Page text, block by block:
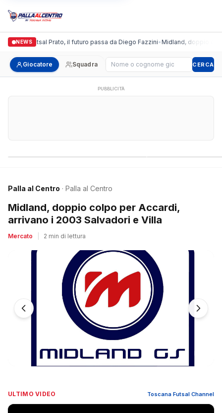
NEWS
Futsal Prato, il futuro passa da Diego Fazzini•Midland, doppio colpo
Giocatore Squadra Cerca giocatore CERCA
PUBBLICITÀ
Palla al Centro · Palla al Centro
Midland, doppio colpo per Accardi,
arrivano i 2003 Salvadori e Villa
Mercato 2 min di lettura
ULTIMO VIDEO Toscana Futsal Channel